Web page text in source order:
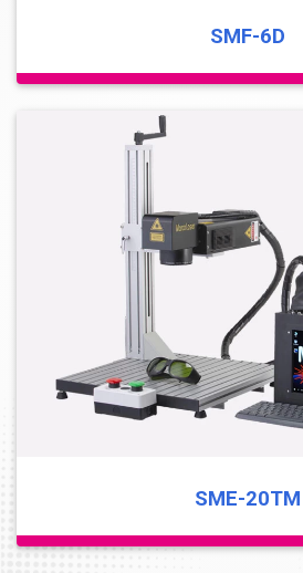
SMF-6D
SME-20TM